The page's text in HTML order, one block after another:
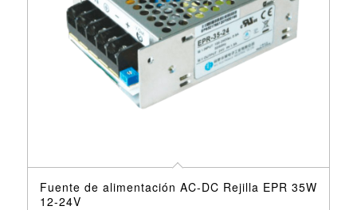
Fuente de alimentación AC-DC Rejilla EPR 35W
12-24V